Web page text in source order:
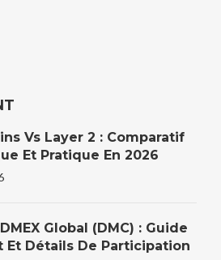
Vs Layer 2 : Comparatif
Et Pratique En 2026
Global (DMC) : Guide
Et Détails De Participation